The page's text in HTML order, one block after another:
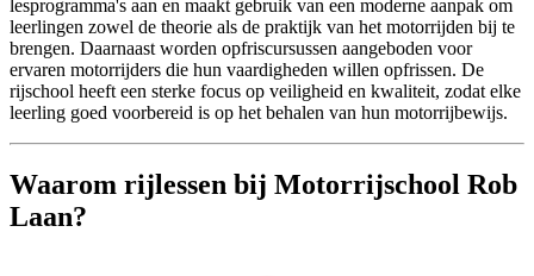
lesprogramma's aan en maakt gebruik van een moderne aanpak om
leerlingen zowel de theorie als de praktijk van het motorrijden bij te
brengen. Daarnaast worden opfriscursussen aangeboden voor
ervaren motorrijders die hun vaardigheden willen opfrissen. De
rijschool heeft een sterke focus op veiligheid en kwaliteit, zodat elke
leerling goed voorbereid is op het behalen van hun motorrijbewijs.
Waarom rijlessen bij Motorrijschool Rob
Laan?